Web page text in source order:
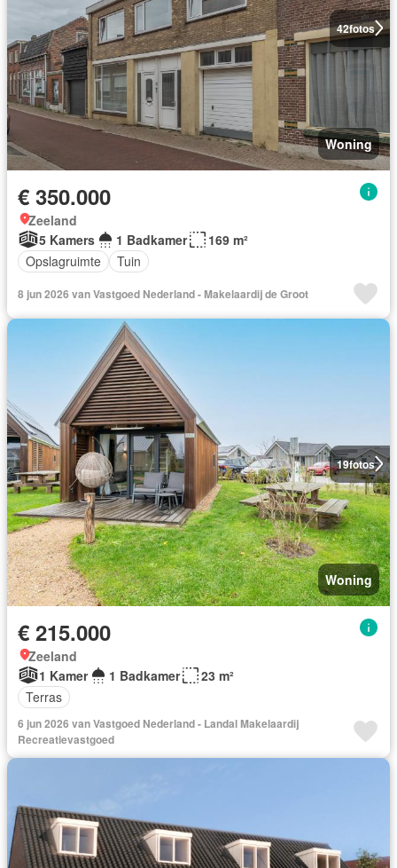
42fotos
Woning
€ 350.000
Zeeland
5 Kamers
1 Badkamer
169 m²
Opslagruimte
Tuin
8 jun 2026 van Vastgoed Nederland - Makelaardij de Groot
19fotos
Woning
€ 215.000
Zeeland
1 Kamer
1 Badkamer
23 m²
Terras
6 jun 2026 van Vastgoed Nederland - Landal Makelaardij
Recreatievastgoed